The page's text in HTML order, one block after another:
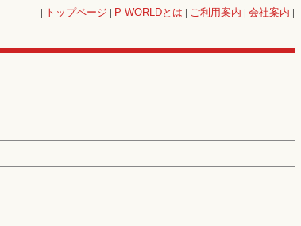
| トップページ | P-WORLDとは | ご利用案内 | 会社案内 |